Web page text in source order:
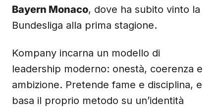
Bayern Monaco, dove ha subito vinto la
Bundesliga alla prima stagione.
Kompany incarna un modello di
leadership moderno: onestà, coerenza e
ambizione. Pretende fame e disciplina, e
basa il proprio metodo su un’identità